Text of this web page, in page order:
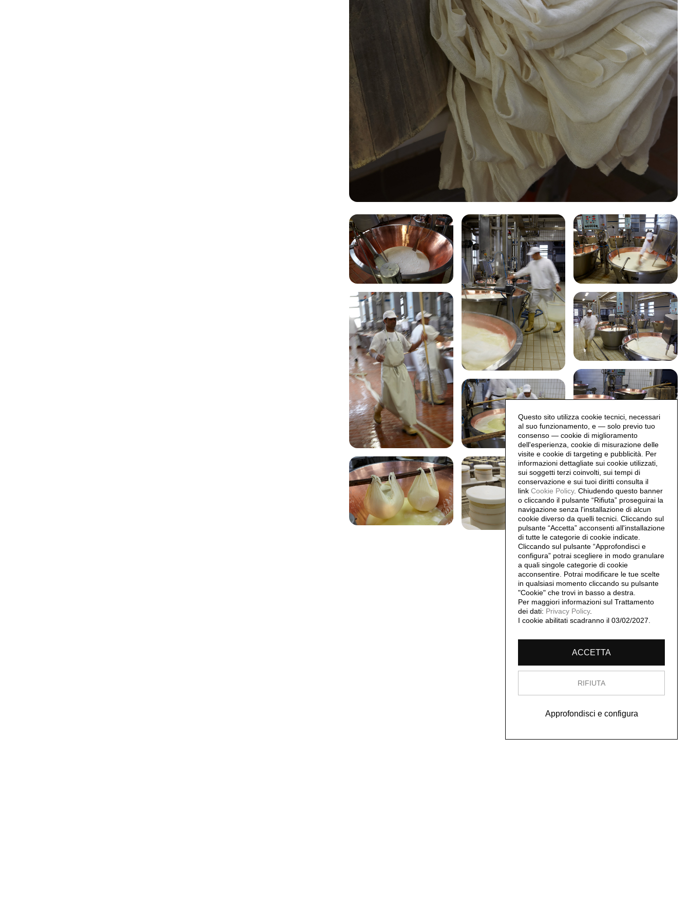
Questo sito utilizza cookie tecnici, necessari
al suo funzionamento, e — solo previo tuo
consenso — cookie di miglioramento
dell'esperienza, cookie di misurazione delle
visite e cookie di targeting e pubblicità. Per
informazioni dettagliate sui cookie utilizzati,
sui soggetti terzi coinvolti, sui tempi di
conservazione e sui tuoi diritti consulta il
link Cookie Policy. Chiudendo questo banner
o cliccando il pulsante “Rifiuta” proseguirai la
navigazione senza l'installazione di alcun
cookie diverso da quelli tecnici. Cliccando sul
pulsante “Accetta” acconsenti all'installazione
di tutte le categorie di cookie indicate.
Cliccando sul pulsante “Approfondisci e
configura” potrai scegliere in modo granulare
a quali singole categorie di cookie
acconsentire. Potrai modificare le tue scelte
in qualsiasi momento cliccando su pulsante
"Cookie" che trovi in basso a destra.
Per maggiori informazioni sul Trattamento
dei dati: Privacy Policy.
I cookie abilitati scadranno il 03/02/2027.
ACCETTA
RIFIUTA
Approfondisci e configura